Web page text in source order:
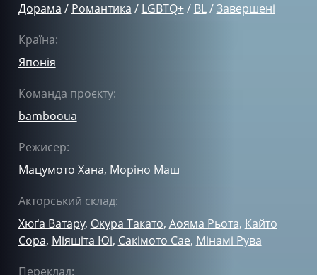
Дорама / Романтика / LGBTQ+/ BL/Завершені
Країна:
Японія
Команда проєкту:
bambooua
Режисер:
Мацумото Хана, Моріно Маш
Акторський склад:
Хюґа Ватару, Окура Такато, Аояма Рьота, Кайто
Сора, Міяшіта Юі, Сакімото Сае, Мінамі Рува
Переклад: